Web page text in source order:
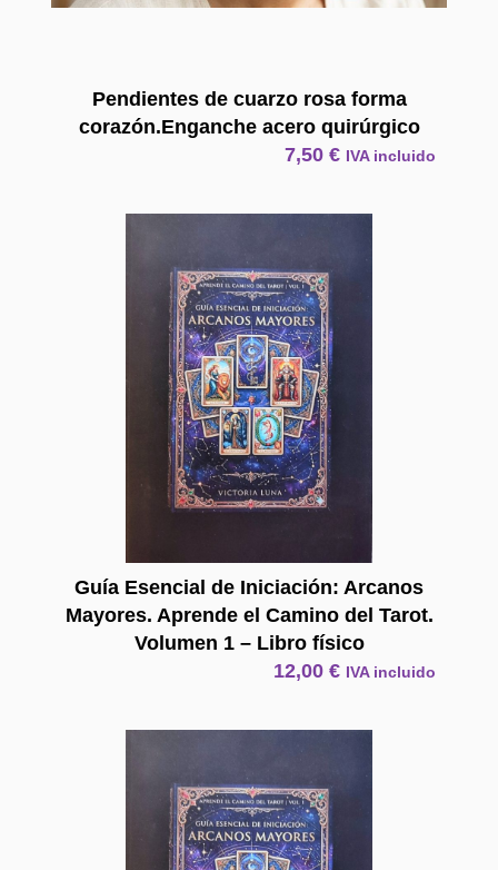
Pendientes de cuarzo rosa forma
corazón.Enganche acero quirúrgico
7,50€ IVA incluido
Guía Esencial de Iniciación: Arcanos
Mayores. Aprende el Camino del Tarot.
Volumen 1 – Libro físico
12,00€ IVA incluido